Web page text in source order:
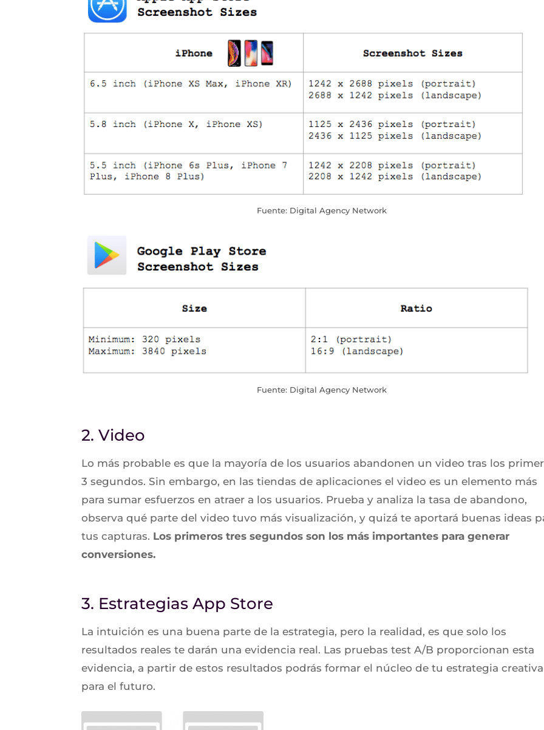
Fuente: Digital Agency Network
Fuente: Digital Agency Network
2. Video
Lo más probable es que la mayoría de los usuarios abandonen un video tras los
3 segundos. Sin embargo, en las tiendas de aplicaciones el video es un elemento más
para sumar esfuerzos en atraer a los usuarios. Prueba y analiza la tasa de abandono,
observa qué parte del video tuvo más visualización, y quizá te aportará buenas ideas
tus capturas. Los primeros tres segundos son los más importantes para generar
conversiones.
3. Estrategias App Store
La intuición es una buena parte de la estrategia, pero la realidad, es que solo los
resultados reales te darán una evidencia real. Las pruebas test A/B proporcionan esta
evidencia, a partir de estos resultados podrás formar el núcleo de tu estrategia creativa
para el futuro.